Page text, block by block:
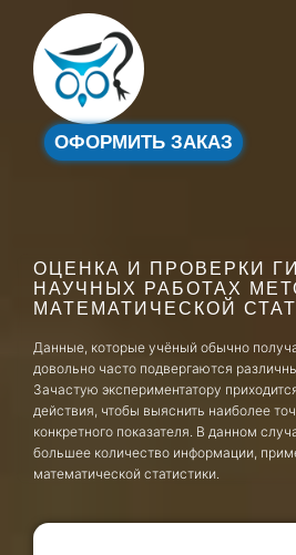
ОФОРМИТЬ ЗАКАЗ
ОЦЕНКА И ПРОВЕРКИ
НАУЧНЫХ РАБОТАХ
МАТЕМАТИЧЕСКОЙ
Данные, которые учёный обычно
довольно часто подвергаются
Зачастую экспериментатору
действия, чтобы выяснить наиболее
конкретного показателя. В данном
большее количество информации,
математической статистики.